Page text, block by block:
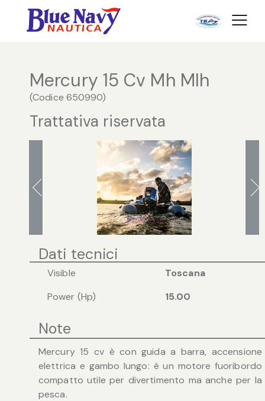
Mercury 15 Cv Mh Mlh
(Codice 650990)
Trattativa riservata
Dati tecnici
Visible
Toscana
Power (Hp)
15.00
Note
Mercury 15 cv è con guida a barra, accensione
elettrica e gambo lungo: è un motore fuoribordo
compatto utile per divertimento ma anche per la
pesca.